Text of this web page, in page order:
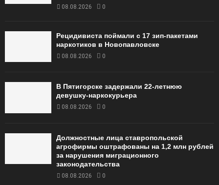
08.08.2026 0
Рецидивиста поймали с 17 зип-пакетами
наркотиков в Новопавловске
08.08.2026 0
В Пятигорске задержали 22-летнюю
девушку-наркокурьера
08.08.2026 0
Должностные лица ставропольской
агрофирмы оштрафованы на 1,2 млн рублей
за нарушения миграционного
законодательства
08.08.2026 0